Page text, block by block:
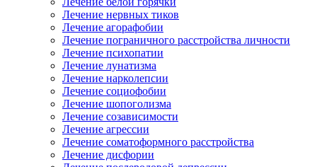
Лечение нервных тиков
Лечение агорафобии
Лечение пограничного расстройства личности
Лечение психопатии
Лечение лунатизма
Лечение нарколепсии
Лечение социофобии
Лечение шопоголизма
Лечение созависимости
Лечение агрессии
Лечение соматоформного расстройства
Лечение дисфории